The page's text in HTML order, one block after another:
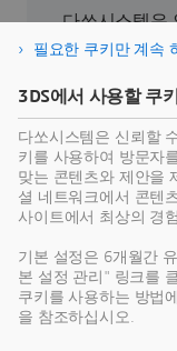
다쏘시스템은
스 기업이다.
3D 익스피리
현실 세계의
으로써 고객은
관리 프로세스
상을 만들기 위
지속가능성을
개국 전 산업
협력하여 가치
필요한 쿠키만 계속
3DS에서 사용할 쿠
다쏘시스템은 신뢰할
키를 사용하여 방문자
맞는 콘텐츠와 제안을
셜 네트워크에서 콘텐
사이트에서 최상의 경
기본 설정은 6개월간
본 설정 관리" 링크를
쿠키를 사용하는 방법
을 참조하십시오.